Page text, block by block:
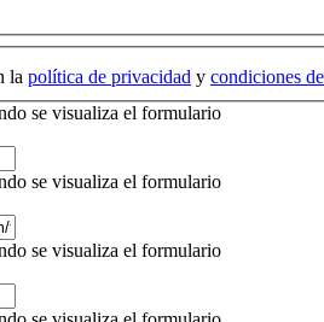
la política de privacidad y condiciones
se visualiza el formulario
se visualiza el formulario
se visualiza el formulario